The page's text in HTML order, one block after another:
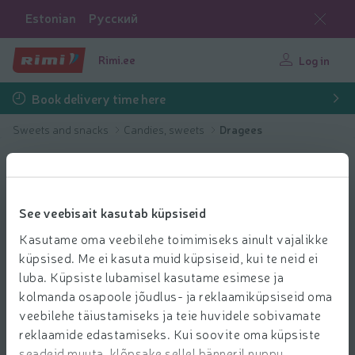
See veebisait kasutab küpsiseid
Kasutame oma veebilehe toimimiseks ainult vajalikke
küpsised. Me ei kasuta muid küpsiseid, kui te neid ei
luba. Küpsiste lubamisel kasutame esimese ja
kolmanda osapoole jõudlus- ja reklaamiküpsiseid oma
veebilehe täiustamiseks ja teie huvidele sobivamate
reklaamide edastamiseks. Kui soovite oma küpsiste
Estonian Русский
Rimi.ee Log in
Book delivery time here
Sweets and snacks Candies, sweets Dragees